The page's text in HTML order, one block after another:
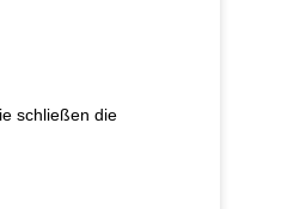
schließen die